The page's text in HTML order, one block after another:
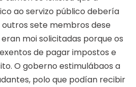
ao servizo público debería
sete membros dese
moi solicitadas porque os
de pagar impostos e
O goberno estimulábaos a
polo que podían recibir